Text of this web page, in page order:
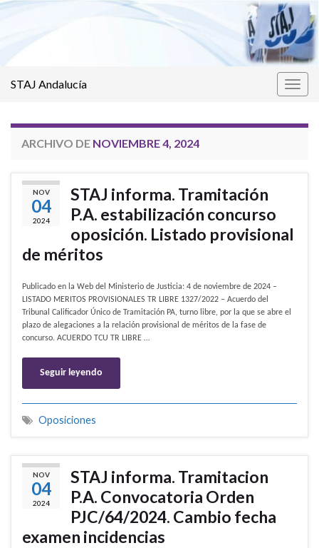
STAJ Andalucía
ARCHIVO DE NOVIEMBRE 4, 2024
NOV
04
2024
STAJ informa. Tramitación
P.A. estabilización concurso
oposición. Listado provisional
de méritos
Publicado en la Web del Ministerio de Justicia: 4 de noviembre de 2024 –
LISTADO MERITOS PROVISIONALES TR LIBRE 1327/2022 – ​Acuerdo del
Tribunal Calificador Único de Tramitación PA, turno libre, por la que se abre el
plazo de alegaciones a la relación provisional de méritos de la fase de
concurso. ACUERDO TCU TR LIBRE …
Seguir leyendo
Oposiciones
NOV
04
2024
STAJ informa. Tramitacion
P.A. Convocatoria Orden
PJC/64/2024. Cambio fecha
examen incidencias